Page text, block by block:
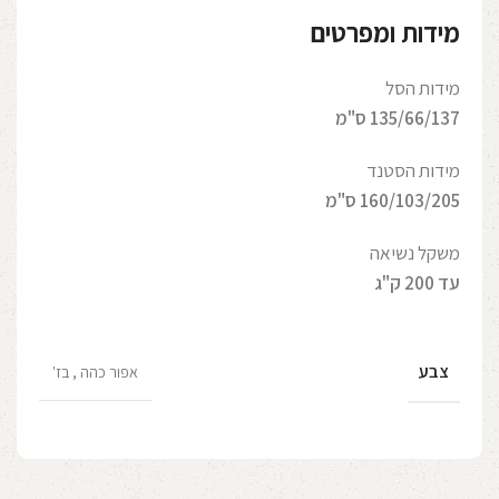
מידות ומפרטים
מידות הסל
135/66/137 ס"מ
מידות הסטנד
160/103/205 ס"מ
משקל נשיאה
עד 200 ק"ג
צבע אפור כהה , בז'